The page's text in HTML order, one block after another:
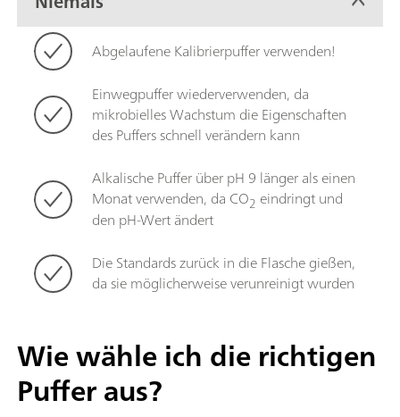
Abgelaufene Kalibrierpuffer verwenden!
Einwegpuffer wiederverwenden, da
mikrobielles Wachstum die Eigenschaften
des Puffers schnell verändern kann
Alkalische Puffer über pH 9 länger als einen
Monat verwenden, da CO2 eindringt und
den pH-Wert ändert
Die Standards zurück in die Flasche gießen,
da sie möglicherweise verunreinigt wurden
Wie wähle ich die richtigen
Puffer aus?